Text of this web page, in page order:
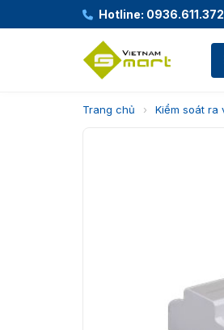
Hotline: 0936.611.372
Trang chủ › Kiểm soát ra